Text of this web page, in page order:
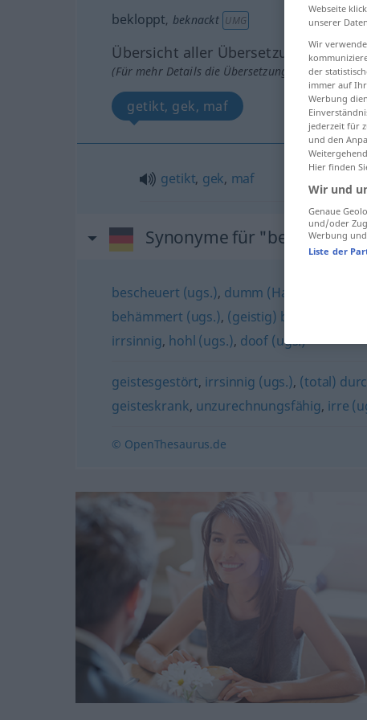
bekloppt, beknackt UMG
Übersicht aller Übersetzungen
(Für mehr Details die Übersetzung anklicken/
getikt, gek, maf
getikt, gek, maf
Synonyme für "bekloppt"
bescheuert (ugs.), dumm (Hauptform)
behämmert (ugs.), (geistig) beschränkt
irrsinnig, hohl (ugs.), doof (ugs.)
geistesgestört, irrsinnig (ugs.), (total)
geisteskrank, unzurechnungsfähig, irre
© OpenThesaurus.de
Webseite
unserer
Wir
der
immer auf
Werbung
jederzeit für
und den
Hier finden
Wir und
Genaue
und/oder
Werbung
Liste der